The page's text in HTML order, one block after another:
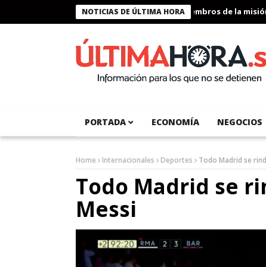
NOTICIAS DE ÚLTIMA HORA
Presidente Bukele condecora a miembros de la misión
PORTADA ECONOMÍA NEGOCIOS
Home Internacionales Deportes Todo Madrid se
Todo Madrid se
Messi